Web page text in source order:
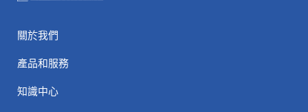
關於我們
產品和服務
知識中心